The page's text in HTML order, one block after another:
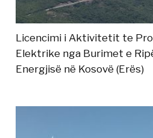
Licencimi i Aktivitetit te
Elektrike nga Burimet e
Energjisë në Kosovë (Erës)